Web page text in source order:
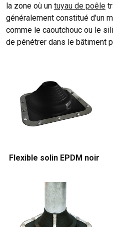
la zone où un tuyau de poêle
généralement constitué d'un
comme le caoutchouc ou le
de pénétrer dans le bâtiment
Flexible solin EPDM noir